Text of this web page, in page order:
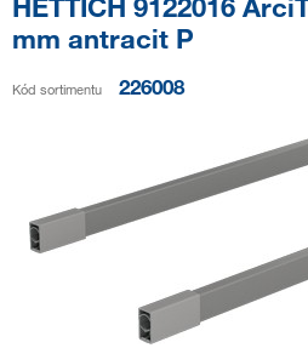
HETTICH 9122016
mm antracit P
Kód sortimentu 226008